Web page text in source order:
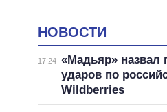
НОВОСТИ
17:24 «Мадьяр» назвал
ударов по
Wildberries